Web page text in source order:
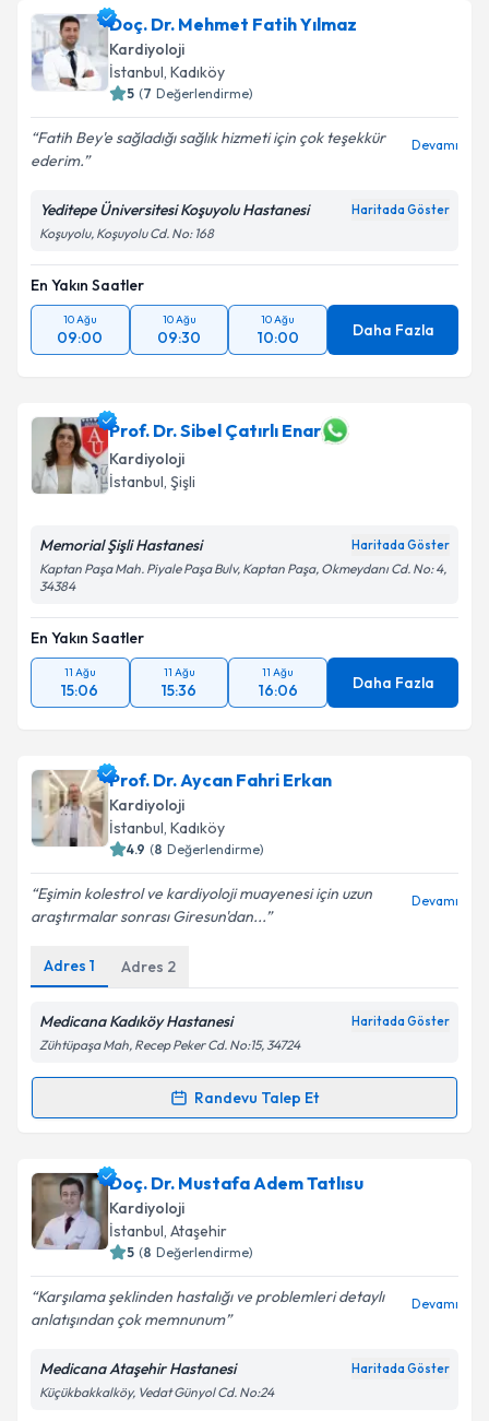
için bir takvim hazırlandığında e-posta ile
bilgilendireceğiz.
E-posta Adresiniz
Kişisel verilerimin işlenmesine ilişkin
Metni'ni okudum ve kişisel verilerimin belirtilen
kapsamda işlenmesini kabul ediyorum.
Takvim Talebini Gönder
Doç. Dr. Mehmet Fatih Yılmaz
Kardiyoloji
İstanbul, Kadıköy
5 (7 Değerlendirme)
Fatih Bey'e sağladığı sağlık hizmeti için çok teşekkür
ederim.
Devamı
Yeditepe Üniversitesi Koşuyolu Hastanesi Haritada Göster
Koşuyolu, Koşuyolu Cd. No: 168
En Yakın Saatler
10 Ağu
09:00
10 Ağu
09:30
10 Ağu
10:00 Daha Fazla
Prof. Dr. Sibel Çatırlı Enar
Kardiyoloji
İstanbul, Şişli
Memorial Şişli Hastanesi Haritada Göster
Kaptan Paşa Mah. Piyale Paşa Bulv, Kaptan Paşa, Okmeydanı Cd. No: 4,
34384
En Yakın Saatler
11 Ağu
15:06
11 Ağu
15:36
11 Ağu
16:06 Daha Fazla
Prof. Dr. Aycan Fahri Erkan
Kardiyoloji
İstanbul, Kadıköy
4.9 (8 Değerlendirme)
Eşimin kolestrol ve kardiyoloji muayenesi için uzun
araştırmalar sonrası Giresun'dan...
Devamı
Adres 1 Adres 2
Medicana Kadıköy Hastanesi Haritada Göster
Zühtüpaşa Mah, Recep Peker Cd. No:15, 34724
Randevu Talep Et
Randevu Takvimi Talebi
Prof. Dr. Aycan Fahri Erkaniçin randevu takvimi
talebi oluşturun. Size bu uzmandan randevu almanız
için bir takvim hazırlandığında e-posta ile
bilgilendireceğiz.
E-posta Adresiniz
Kişisel verilerimin işlenmesine ilişkin
Doç. Dr. Mustafa Adem Tatlısu
Kardiyoloji
İstanbul, Ataşehir
5 (8 Değerlendirme)
Karşılama şeklinden hastalığı ve problemleri detaylı
anlatışından çok memnunum
Devamı
Medicana Ataşehir Hastanesi Haritada Göster
Küçükbakkalköy, Vedat Günyol Cd. No:24